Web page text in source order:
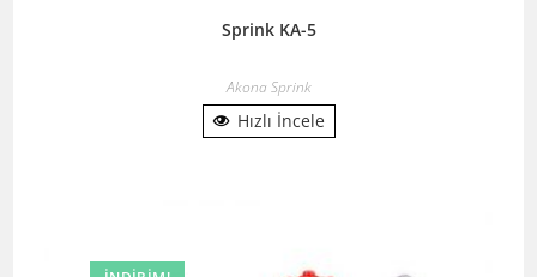
Sprink KA-5
Akona Sprink
Hızlı İncele